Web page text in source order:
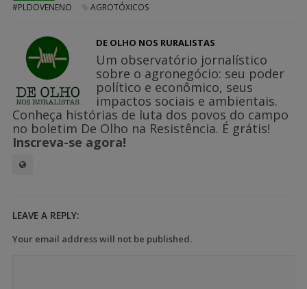
#PLDOVENENO
AGROTÓXICOS
DE OLHO NOS RURALISTAS
Um observatório jornalístico
sobre o agronegócio: seu poder
político e econômico, seus
impactos sociais e ambientais.
Conheça histórias de luta dos povos do campo
no boletim De Olho na Resistência. É grátis!
Inscreva-se agora!
LEAVE A REPLY:
Your email address will not be published.